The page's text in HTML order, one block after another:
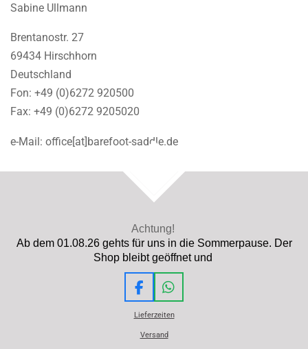
Sabine Ullmann
Brentanostr. 27
69434 Hirschhorn
Deutschland
Fon: +49 (0)6272 920500
Fax: +49 (0)6272 9205020
e-Mail: office[at]barefoot-saddle.de
Achtung!
Ab dem 01.08.26 gehts für uns in die Sommerpause. Der
Shop bleibt geöffnet und
F
a
c
e
W
h
a
t
Lieferzeiten
Versand